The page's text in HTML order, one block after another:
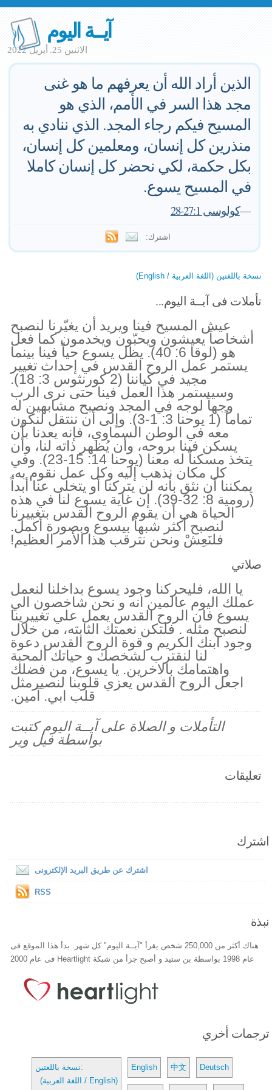
آيــة اليوم
الاثنين 25. أبريل 2022
الذين أراد الله أن يعرفهم ما هو غنى
مجد هذا السر في الأمم، الذي هو
المسيح فيكم رجاء المجد. الذي ننادي به
منذرين كل إنسان، ومعلمين كل إنسان،
بكل حكمة، لكي نحضر كل إنسان كاملا
في المسيح يسوع.
—كولوسى 27:1-28
اشترك:
نسخة باللغتين (اللغة العربية / English)
تأملات فى آيــة اليوم...
عيش المسيح فينا ويريد أن يغيّرنا لنصبح
أشخاصاً يعيشون ويحبّون ويخدمون كما فعل
هو (لوقا 6: 40). يظل يسوع حياً فينا بينما
يستمر عمل الروح القدس في إحداث تغيير
مجيد في كياننا (2 كورنثوس 3: 18).
وسيستمر هذا العمل فينا حتى نرى الرب
وجهاً لوجه في المجد ونصبح مشابهين له
تماماً (1 يوحنا 3: 1-3). وإلى أن ننتقل لنكون
معه في الوطن السماوي، فإنه يعدنا بأن
يسكن فينا بروحه، وأن يُظهر ذاته لنا، وأن
يتخذ مسكناً له معنا (يوحنا 14: 15-23). ​​وفي
كل مكان نذهب إليه وكل عمل نقوم به،
يمكننا أن نثق بأنه لن يتركنا أو يتخلى عنا أبداً
(رومية 8: 32-39). إن غاية يسوع لنا في هذه
الحياة هي أن يقوم الروح القدس بتغييرنا
لنصبح أكثر شبهاً بيسوع وبصورة أكمل.
فلنَعِشْ ونحن نترقب هذا الأمر العظيم!
صلاتي
يا الله، فليحركنا وجود يسوع بداخلنا لنعمل
عملك اليوم عالمين انه و نحن شاخصون الي
يسوع فان الروح القدس يعمل علي تغييرينا
لنصبح مثله . فلتكن نعمتك الثابته، من خلال
وجود ابنك الكريم و قوة الروح القدس دعوة
لنا لنقترب لشخصك و حياتك المحبة
واهتمامك بالاخرين. يا يسوع، من فضلك
اجعل الروح القدس يعزي قلوبنا لنصيرمثل
قلب ابي. آمين.
التأملات و الصلاة على آيــة اليوم كتبت
بواسطة فيل وير
تعليقات
اشترك
اشترك عن طريق البريد الإلكترونى
RSS
نبذة
هناك أكثر من 250,000 شخص يقرأ "آيــة اليوم" كل شهر. بدأ هذا الموقع فى
عام 1998 بواسطة بن ستيد و أصبح جزأ من شبكة Heartlight فى عام 2000
ترجمات أخري
نسخة باللغتين:
(اللغة العربية / English)
English 中文 Deutsch